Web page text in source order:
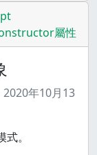
屬性
2020年10月13
。